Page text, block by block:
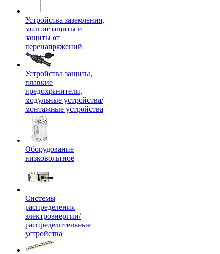
Устройства заземления,
молниезащиты и
защиты от
перенапряжений
Устройства защиты,
плавкие
предохранители,
модульные устройства/
монтажные устройства
Оборудование
низковольтное
Системы
распределения
электроэнергии/
распределительные
устройства